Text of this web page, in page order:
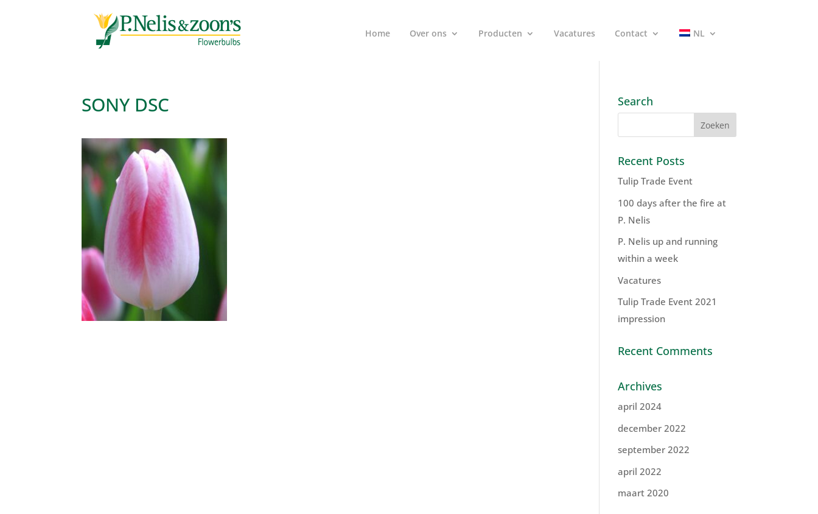
Home Over ons Producten Vacatures Contact NL
SONY DSC Search
Recent Posts
Tulip Trade Event
100 days after the fire at
P. Nelis
P. Nelis up and running
within a week
Vacatures
Tulip Trade Event 2021
impression
Recent Comments
Archives
april 2024
december 2022
september 2022
april 2022
maart 2020